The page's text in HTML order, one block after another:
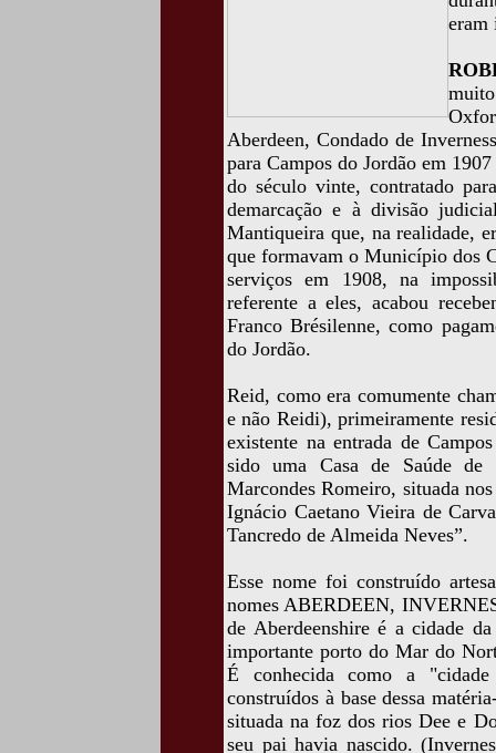
eram
Aberdeen, Condado de
para Campos do Jordão em
do século vinte, contratado
demarcação e à divisão
Mantiqueira que, na realidade,
que formavam o Município dos
serviços em 1908, na
referente a eles, acabou
Franco Brésilenne, como
do Jordão.
Reid, como era comumente
e não Reidi), primeiramente
existente na entrada de
sido uma Casa de Saúde
Marcondes Romeiro, situada
Ignácio Caetano Vieira de
Tancredo de Almeida Neves”.
Esse nome foi construído
nomes ABERDEEN,
de Aberdeenshire é a cidade
importante porto do Mar do
É conhecida como a
construídos à base dessa
situada na foz dos rios Dee e
seu pai havia nascido.